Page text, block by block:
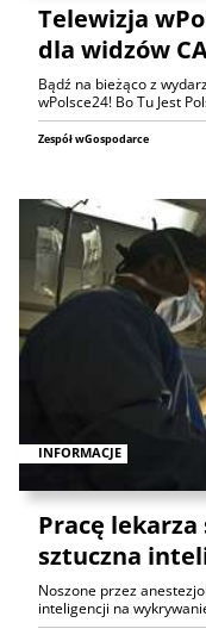
Telewizja
dla widzów
Bądź na bieżąco z
wPolsce24! Bo Tu Jest
Zespół wGospodarce
INFORMACJE
Pracę
sztuczna
Noszone przez
inteligencji na